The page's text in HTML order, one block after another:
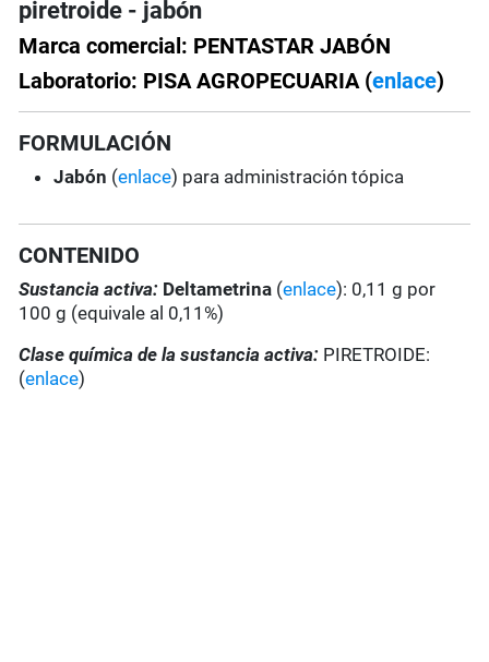
piretroide - jabón
Marca comercial: PENTASTAR JABÓN
Laboratorio: PISA AGROPECUARIA (enlace)
FORMULACIÓN
Jabón (enlace) para administración tópica
CONTENIDO
Sustancia activa: Deltametrina (enlace): 0,11 g por
100 g (equivale al 0,11%)
Clase química de la sustancia activa: PIRETROIDE:
(enlace)